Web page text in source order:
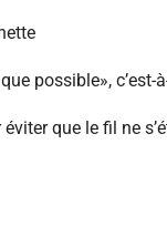
possible»,
que le fil ne